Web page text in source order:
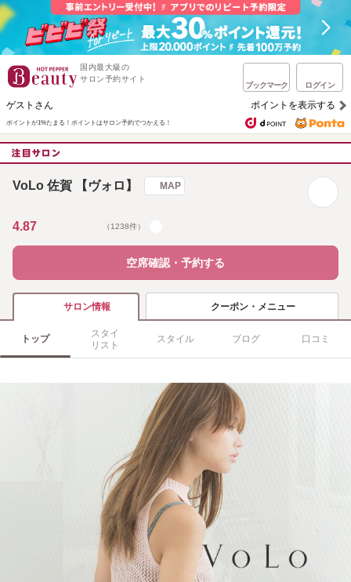
国内最大級の
サロン予約サイト
ブックマーク ログイン
ゲストさん ポイントを表示する
ポイントが1%たまる！ ポイントはサロン予約でつかえる！
VoLo 佐賀 【ヴォロ】 MAP
4.87 （1238件）
空席確認・予約する
サロン情報 クーポン・メニュー
トップ
スタイ
リスト
スタイル ブログ 口コミ